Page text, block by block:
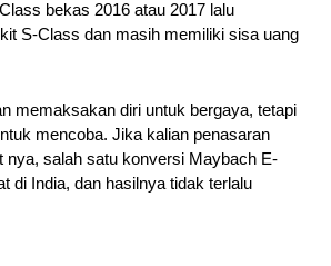
bekas 2016 atau 2017 lalu
S-Class dan masih memiliki sisa uang
memaksakan diri untuk bergaya, tetapi
mencoba. Jika kalian penasaran
nya, salah satu konversi Maybach E-
di India, dan hasilnya tidak terlalu